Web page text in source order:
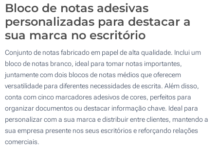
Bloco de notas adesivas
personalizadas para destacar a
sua marca no escritório
Conjunto de notas fabricado em papel de alta qualidade. Inclui um
bloco de notas branco, ideal para tomar notas importantes,
juntamente com dois blocos de notas médios que oferecem
versatilidade para diferentes necessidades de escrita. Além disso,
conta com cinco marcadores adesivos de cores, perfeitos para
organizar documentos ou destacar informação chave. Ideal para
personalizar com a sua marca e distribuir entre clientes, mantendo a
sua empresa presente nos seus escritórios e reforçando relações
comerciais.